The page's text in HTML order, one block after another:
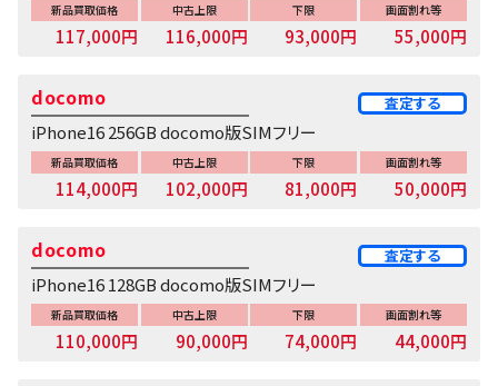
新品買取価格
117,000円
中古上限
116,000円
下限
93,000円
画面割れ等
55,000円
iPhone16 256GB docomo版SIMフリー
docomo 査定する
新品買取価格
114,000円
中古上限
102,000円
下限
81,000円
画面割れ等
50,000円
iPhone16 128GB docomo版SIMフリー
docomo 査定する
新品買取価格
110,000円
中古上限
90,000円
下限
74,000円
画面割れ等
44,000円